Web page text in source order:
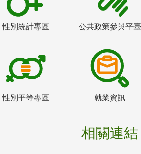
性別統計專區 公共政策參與平臺
性別平等專區 就業資訊
相關連結